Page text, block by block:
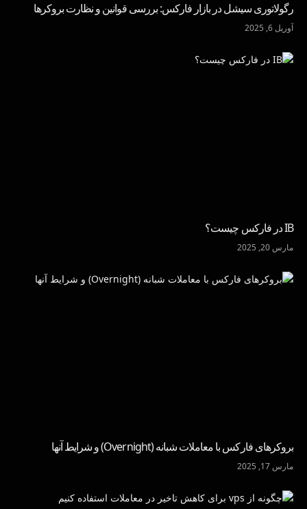
رگولاتوری سیشل در بازار فارکس: بررسی قوانین و نظارت بروکرها
آوریل 6, 2025
IB در فارکس چیست؟
مارس 20, 2025
بروکرهای فارکس با معاملات شبانه (Overnight) و شرایط آنها
مارس 17, 2025